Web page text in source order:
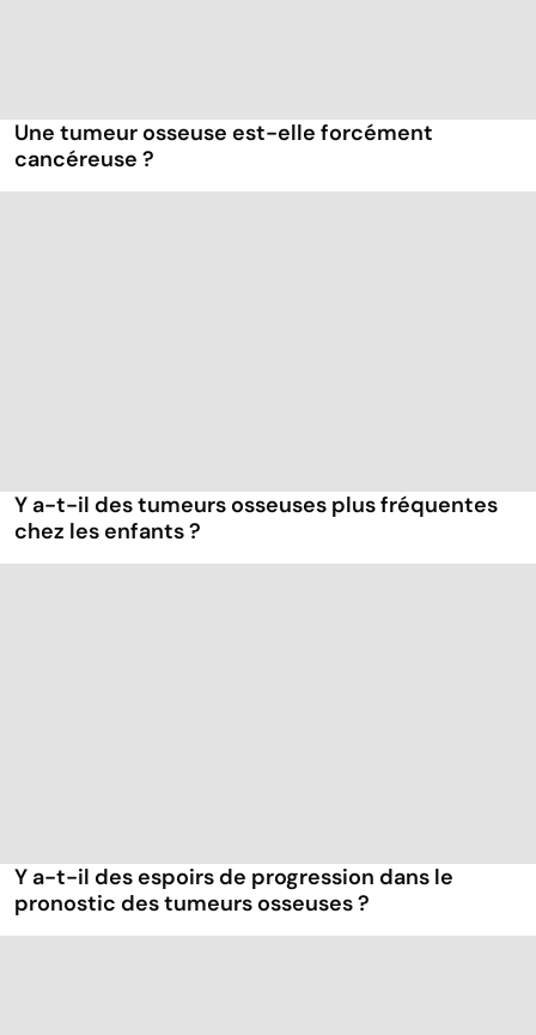
Une tumeur osseuse est-elle forcément
cancéreuse ?
Y a-t-il des tumeurs osseuses plus fréquentes
chez les enfants ?
Y a-t-il des espoirs de progression dans le
pronostic des tumeurs osseuses ?